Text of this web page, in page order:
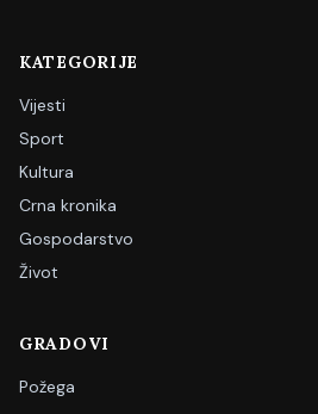
KATEGORIJE
Vijesti
Sport
Kultura
Crna kronika
Gospodarstvo
Život
GRADOVI
Požega